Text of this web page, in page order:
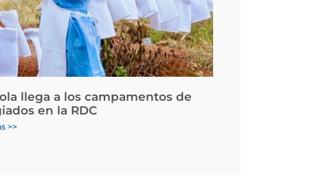
llega a los campamentos de
en la RDC
>>